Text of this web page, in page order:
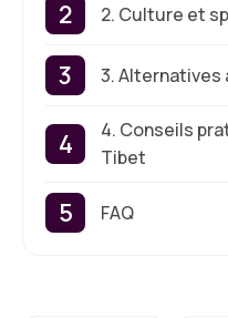
2. Culture et
3. Alternatives
4. Conseils
Tibet
FAQ